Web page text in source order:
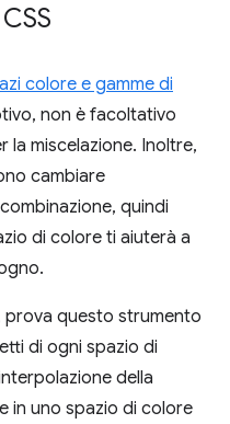
colore e gamme di
non è facoltativo
la miscelazione. Inoltre,
cambiare
quindi
di colore ti aiuterà a
prova questo strumento
di ogni spazio di
della
in uno spazio di colore